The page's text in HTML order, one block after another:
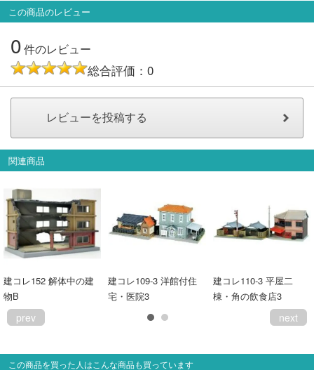
新規会員登録
会員ランクについて
レビューについて
© 2026 Mid Japan, Inc.
この商品のレビュー
0件のレビュー
総合評価：0
関連商品
建コレ152 解体中の建
物B
建コレ109-3 洋館付住
宅・医院3
建コレ110-3 平屋二
棟・角の飲食店3
prev next
この商品を買った人はこんな商品も買っています